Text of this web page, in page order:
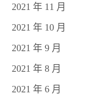
2021 年 11 月
2021 年 10 月
2021 年 9 月
2021 年 8 月
2021 年 6 月